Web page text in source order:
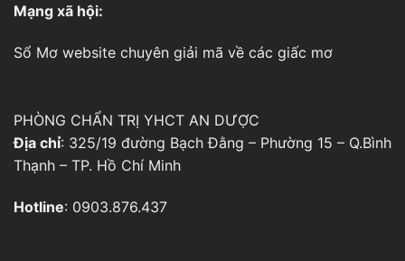
Mạng xã hội:
Sổ Mơ website chuyên giải mã về các giấc mơ
PHÒNG CHẨN TRỊ YHCT AN DƯỢC
Địa chỉ: 325/19 đường Bạch Đằng – Phường 15 – Q.Bình
Thạnh – TP. Hồ Chí Minh
Hotline: 0903.876.437